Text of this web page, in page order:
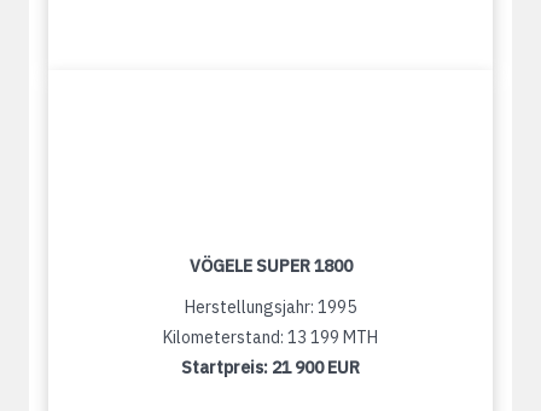
VÖGELE SUPER 1800
Herstellungsjahr: 1995
Kilometerstand: 13 199 MTH
Startpreis: 21 900 EUR